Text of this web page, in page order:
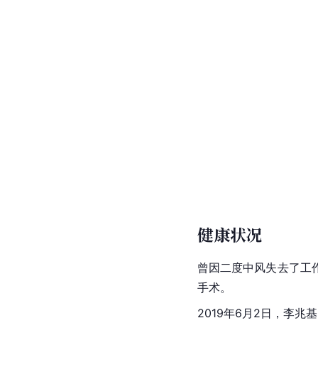
健康状况
曾因二度中风失去了工
手术。
2019年6月2日，李兆